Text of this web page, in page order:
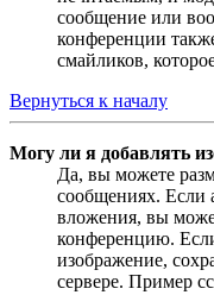
сообщение или
конференции
смайликов,
Вернуться к началу
Могу ли я добавлять
Да, вы можете
сообщениях. Если
вложения, вы
конференцию.
изображение,
сервере. Пример